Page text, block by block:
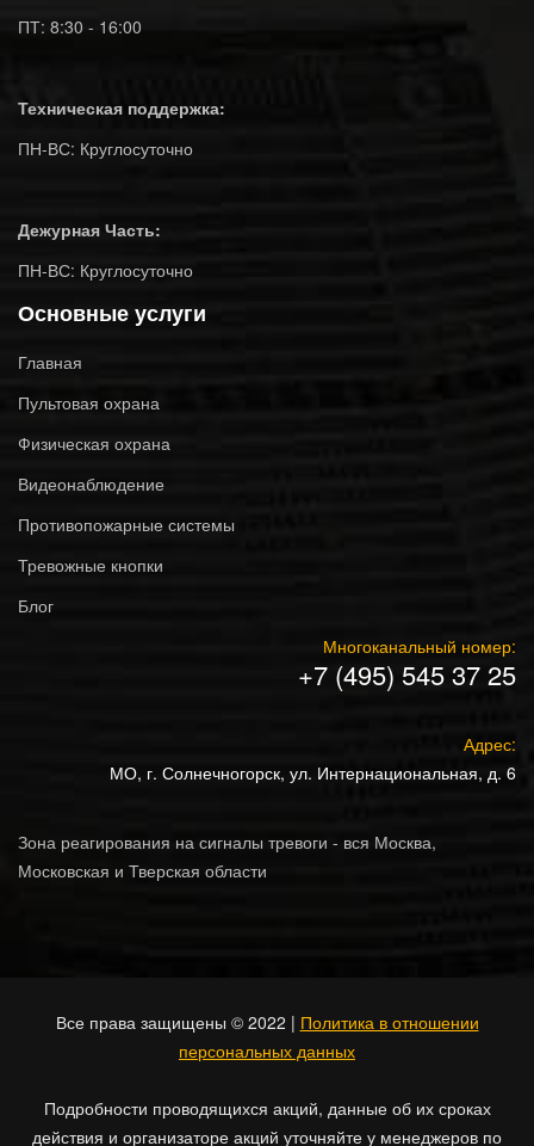
ПТ: 8:30 - 16:00
Техническая поддержка:
ПН-ВС: Круглосуточно
Дежурная Часть:
ПН-ВС: Круглосуточно
Основные услуги
Главная
Пультовая охрана
Физическая охрана
Видеонаблюдение
Противопожарные системы
Тревожные кнопки
Блог
Многоканальный номер:
+7 (495) 545 37 25
Адрес:
МО, г. Солнечногорск, ул. Интернациональная, д. 6
Зона реагирования на сигналы тревоги - вся Москва,
Московская и Тверская области
Все права защищены © 2022 | Политика в отношении
персональных данных
Подробности проводящихся акций, данные об их сроках
действия и организаторе акций уточняйте у менеджеров по